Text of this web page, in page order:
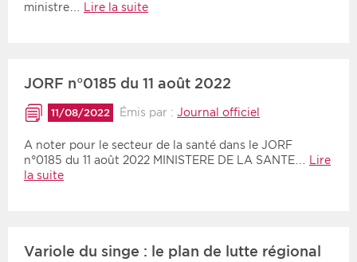
ministre… Lire la suite
JORF n°0185 du 11 août 2022
11/08/2022 Émis par :Journal officiel
A noter pour le secteur de la santé dans le JORF
n°0185 du 11 août 2022 MINISTERE DE LA SANTE… Lire
la suite
Variole du singe : le plan de lutte régional